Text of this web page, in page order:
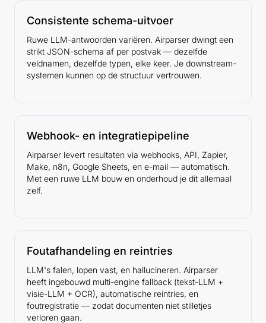
Consistente schema-uitvoer
Ruwe LLM-antwoorden variëren. Airparser dwingt een
strikt JSON-schema af per postvak — dezelfde
veldnamen, dezelfde typen, elke keer. Je downstream-
systemen kunnen op de structuur vertrouwen.
Webhook- en integratiepipeline
Airparser levert resultaten via webhooks, API, Zapier,
Make, n8n, Google Sheets, en e-mail — automatisch.
Met een ruwe LLM bouw en onderhoud je dit allemaal
zelf.
Foutafhandeling en reintries
LLM's falen, lopen vast, en hallucineren. Airparser
heeft ingebouwd multi-engine fallback (tekst-LLM +
visie-LLM + OCR), automatische reintries, en
foutregistratie — zodat documenten niet stilletjes
verloren gaan.